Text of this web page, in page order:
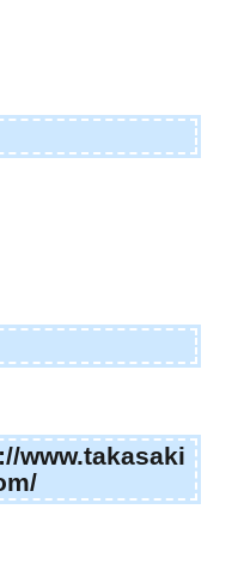
www.takasaki